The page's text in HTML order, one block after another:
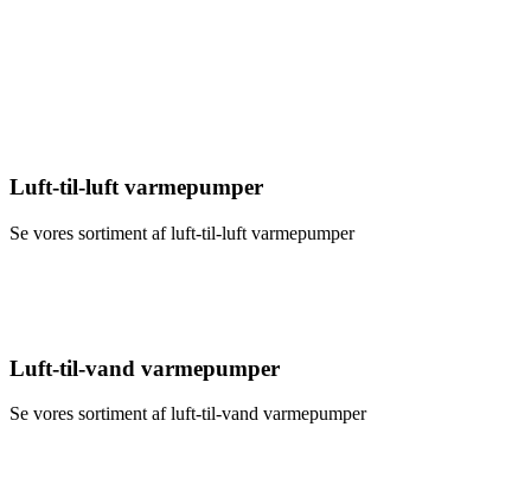
Luft-til-luft varmepumper
Se vores sortiment af luft-til-luft varmepumper
Luft-til-vand varmepumper
Se vores sortiment af luft-til-vand varmepumper